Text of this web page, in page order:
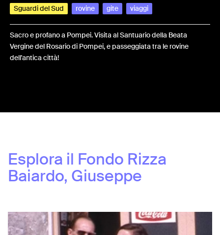
Sguardi del Sud rovine gite viaggi
Sacro e profano a Pompei. Visita al Santuario della Beata
Vergine del Rosario di Pompei, e passeggiata tra le rovine
dell'antica città!
Esplora il Fondo Rizza
Baiardo, Giuseppe